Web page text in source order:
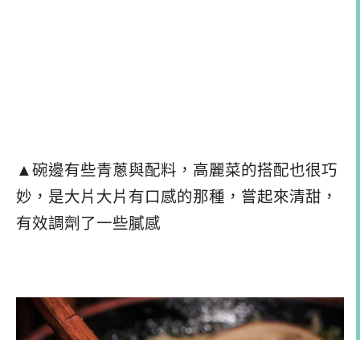
▲碗邊有些青蔥與配料，高麗菜的搭配也很巧
妙，是大片大片有口感的那種，嘗起來清甜，
有效調劑了一些膩感